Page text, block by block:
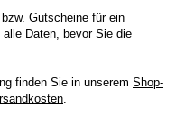
Gutscheine für ein
Daten, bevor Sie die
finden Sie in unserem Shop-
.